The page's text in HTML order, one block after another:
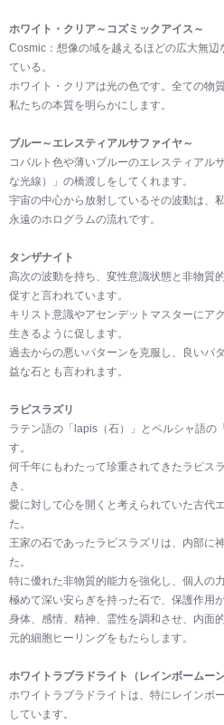
ホワイト・クリア～コズミックアイス～
Cosmic：想像の域を越えるほどの広大無
ている。
ホワイト・クリアは光の色です。全ての物
私たちの本質を明らかにします。
ブルー～エレスティアルサファイヤ～
コバルト色や薄いブルーのエレスティアル
な光線）」の橋渡しをしてくれます。
宇宙の中心から放射しているその波動は、
永遠のホログラムの流れです。
タンザナイト
高次の波動を持ち、変性意識状態と非物質
促すと言われています。
キリスト意識やアセンデットマスターにア
生きるように促します。
過去からの悪いパターンを克服し、良いパ
益な石とも言われます。
ラピスラズリ
ラテン語の「lapis（石）」とペルシャ語の
す。
何千年にもわたって珍重されてきたラピス
き、
愛に対して心を開くと考えられていた古代
た。
王家の石であったラピスラズリは、内部に
た。
特に優れた非物質的能力を強化し、個人の
極めて深い安らぎを持った石で、保護作用が
身体、感情、精神、霊性を調和させ、内面
元的細胞ヒーリングをもたらします。
ホワイトラブラドライト（レインボームーン
ホワイトラブラドライトは、特にレインボ
しています。